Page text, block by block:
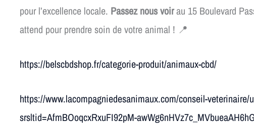
pour l’excellence locale. Passez nous voirau 15 Boulevard
attend pour prendre soin de votre animal ! 📍
https://belscbdshop.fr/categorie-produit/animaux-cbd/
https://www.lacompagniedesanimaux.com/conseil-
srsltid=AfmBOoqcxRxuFI92pM-